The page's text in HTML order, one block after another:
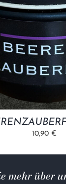
10,90 €
mehr über